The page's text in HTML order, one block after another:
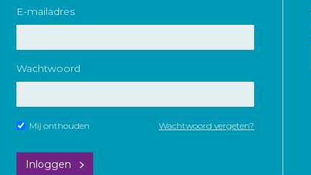
E-mailadres
Wachtwoord
Mij onthouden Wachtwoord vergeten?
Inloggen